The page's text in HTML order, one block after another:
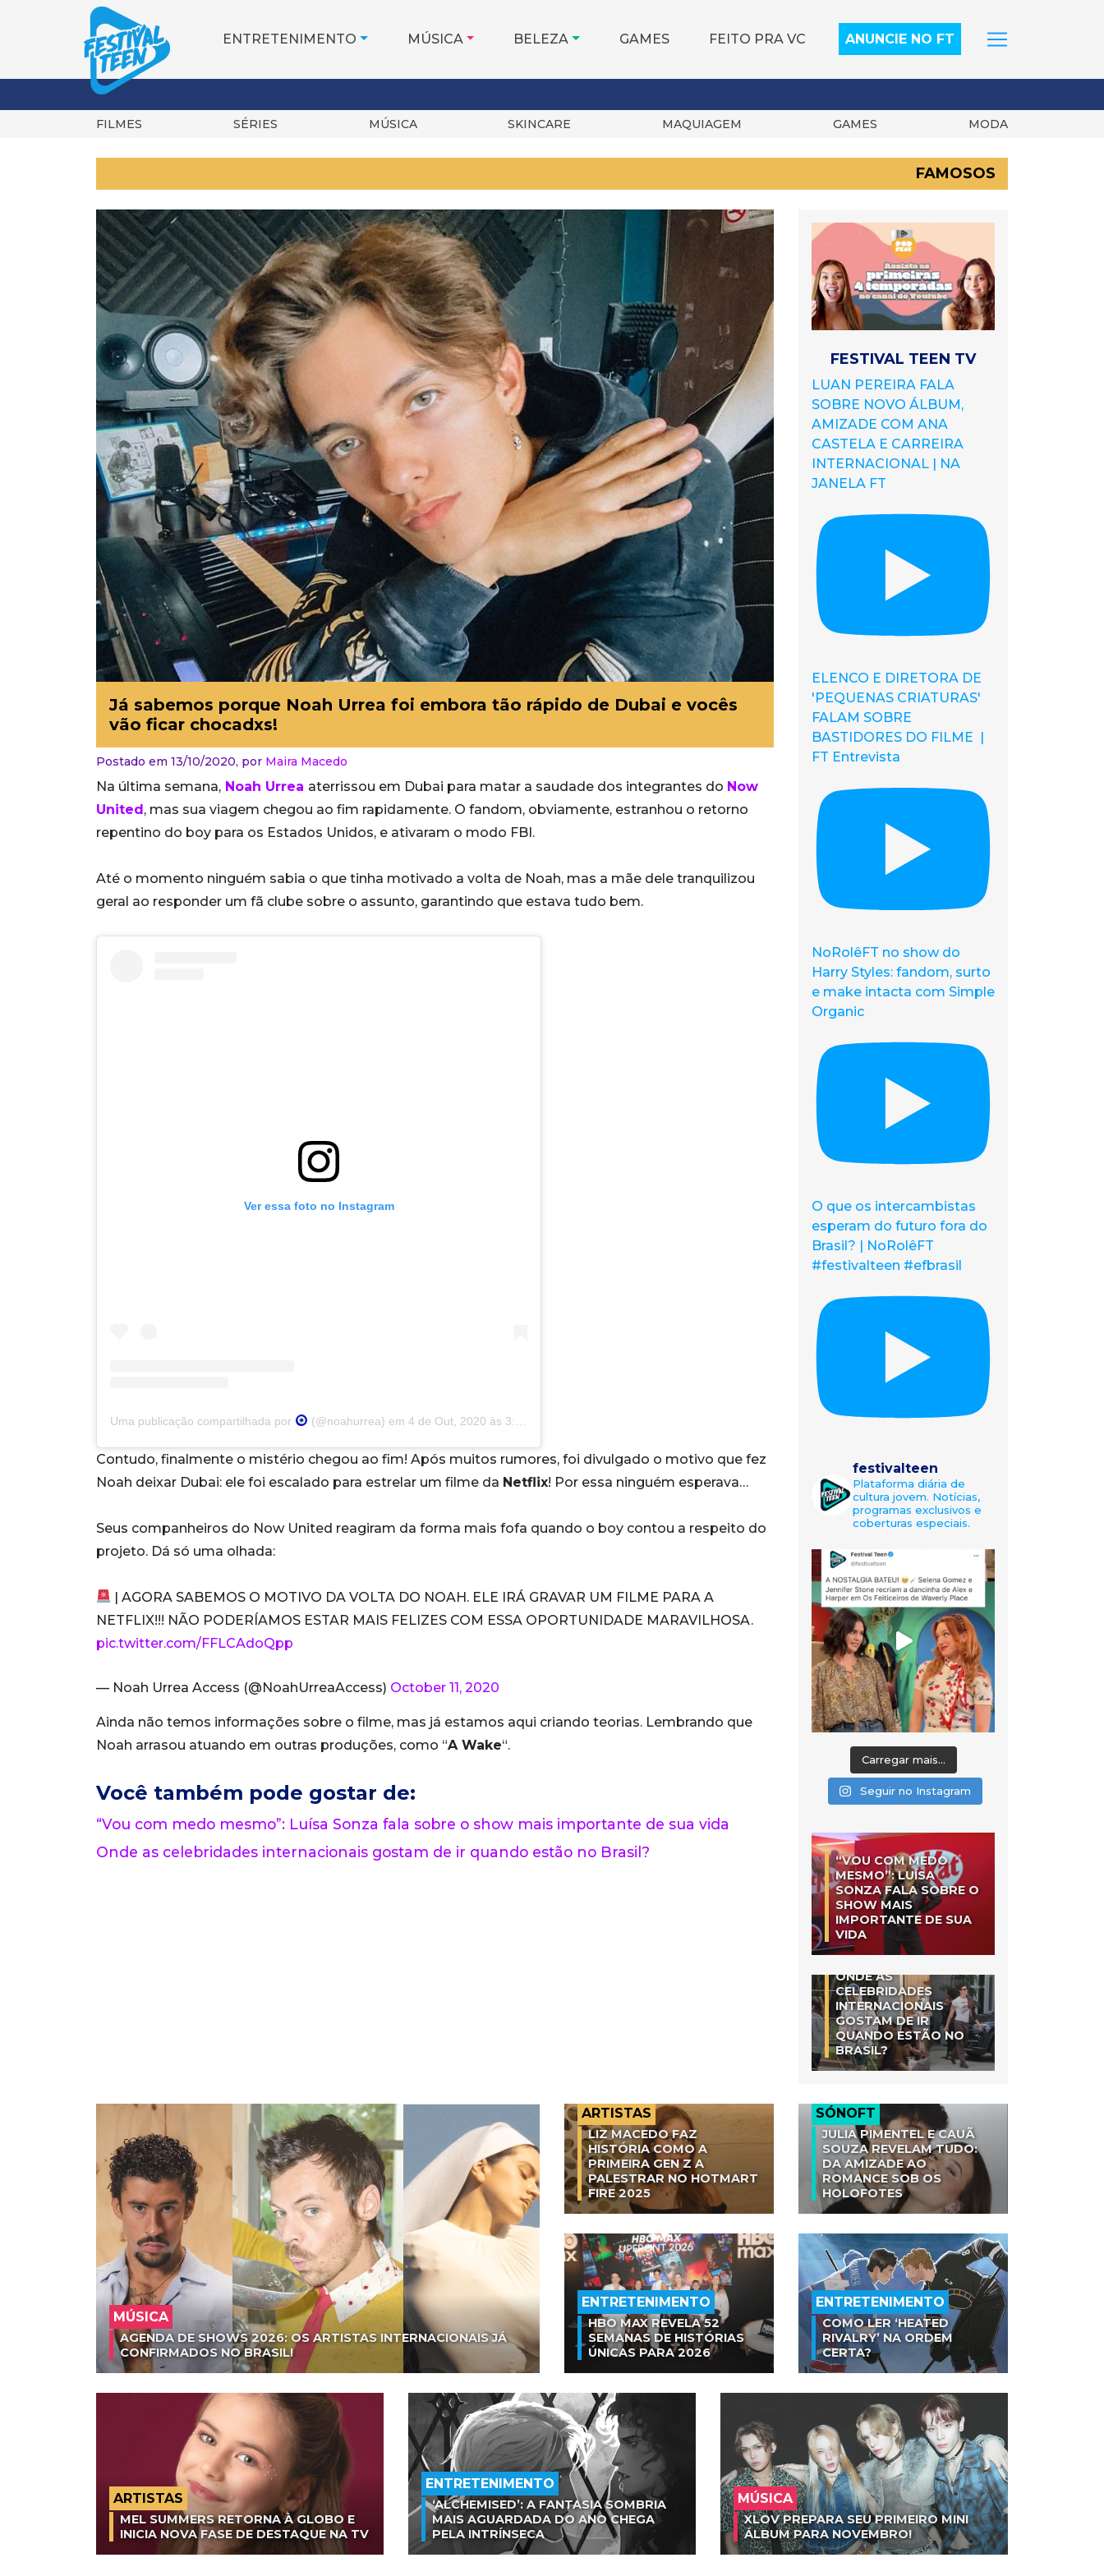
ENTRETENIMENTO MÚSICA BELEZA GAMES FEITO PRA VC ANUNCIE NO FT
FILMES SÉRIES MÚSICA SKINCARE MAQUIAGEM GAMES MODA
FAMOSOS
Já sabemos porque Noah Urrea foi embora tão rápido de Dubai e vocês
vão ficar chocadxs!
Postado em 13/10/2020, por Maira Macedo
Na última semana, Noah Urrea aterrissou em Dubai para matar a saudade dos integrantes do Now
United , mas sua viagem chegou ao fim rapidamente. O fandom, obviamente, estranhou o retorno
repentino do boy para os Estados Unidos, e ativaram o modo FBI.
Até o momento ninguém sabia o que tinha motivado a volta de Noah, mas a mãe dele tranquilizou
geral ao responder um fã clube sobre o assunto, garantindo que estava tudo bem.
Ver essa foto no Instagram
Uma publicação compartilhada por (@noahurrea) em 4 de Out, 2020 às 3:19 PDT
Contudo, finalmente o mistério chegou ao fim! Após muitos rumores, foi divulgado o motivo que fez
Noah deixar Dubai: ele foi escalado para estrelar um filme da Netflix! Por essa ninguém esperava…
Seus companheiros do Now United reagiram da forma mais fofa quando o boy contou a respeito do
projeto. Dá só uma olhada:
| AGORA SABEMOS O MOTIVO DA VOLTA DO NOAH. ELE IRÁ GRAVAR UM FILME PARA A
NETFLIX!!! NÃO PODERÍAMOS ESTAR MAIS FELIZES COM ESSA OPORTUNIDADE MARAVILHOSA.
pic.twitter.com/FFLCAdoQpp
— Noah Urrea Access (@NoahUrreaAccess) October 11, 2020
Ainda não temos informações sobre o filme, mas já estamos aqui criando teorias. Lembrando que
Noah arrasou atuando em outras produções, como “A Wake“.
Você também pode gostar de:
“Vou com medo mesmo”: Luísa Sonza fala sobre o show mais importante de sua vida
Onde as celebridades internacionais gostam de ir quando estão no Brasil?
FESTIVAL TEEN TV
LUAN PEREIRA FALA
SOBRE NOVO ÁLBUM,
AMIZADE COM ANA
CASTELA E CARREIRA
INTERNACIONAL | NA
JANELA FT
ELENCO E DIRETORA DE
'PEQUENAS CRIATURAS'
FALAM SOBRE
BASTIDORES DO FILME |
FT Entrevista
NoRolêFT no show do
Harry Styles: fandom, surto
e make intacta com Simple
Organic
O que os intercambistas
esperam do futuro fora do
Brasil? | NoRolêFT
#festivalteen #efbrasil
festivalteen
Plataforma diária de
cultura jovem. Notícias,
programas exclusivos e
coberturas especiais.
Carregar mais...
Seguir no Instagram
“VOU COM MEDO
MESMO”: LUÍSA
SONZA FALA SOBRE O
SHOW MAIS
IMPORTANTE DE SUA
VIDA
ONDE AS
CELEBRIDADES
INTERNACIONAIS
GOSTAM DE IR
QUANDO ESTÃO NO
BRASIL?
MÚSICA
AGENDA DE SHOWS 2026: OS ARTISTAS INTERNACIONAIS JÁ
CONFIRMADOS NO BRASIL!
ARTISTAS
LIZ MACEDO FAZ
HISTÓRIA COMO A
PRIMEIRA GEN Z A
PALESTRAR NO HOTMART
FIRE 2025
SÓNOFT
JULIA PIMENTEL E CAUÃ
SOUZA REVELAM TUDO:
DA AMIZADE AO
ROMANCE SOB OS
HOLOFOTES
ENTRETENIMENTO
HBO MAX REVELA 52
SEMANAS DE HISTÓRIAS
ÚNICAS PARA 2026
ENTRETENIMENTO
COMO LER ‘HEATED
RIVALRY’ NA ORDEM
CERTA?
ARTISTAS
MEL SUMMERS RETORNA À GLOBO E
INICIA NOVA FASE DE DESTAQUE NA TV
ENTRETENIMENTO
‘ALCHEMISED’: A FANTASIA SOMBRIA
MAIS AGUARDADA DO ANO CHEGA
PELA INTRÍNSECA
MÚSICA
XLOV PREPARA SEU PRIMEIRO MINI
ÁLBUM PARA NOVEMBRO!